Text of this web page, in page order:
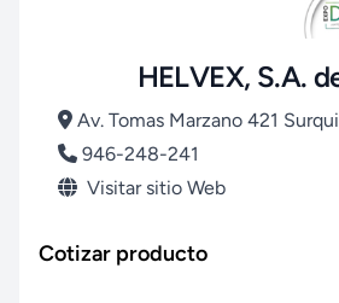
HELVEX, S.A.
Av. Tomas Marzano 421
946-248-241
Visitar sitio Web
Cotizar producto